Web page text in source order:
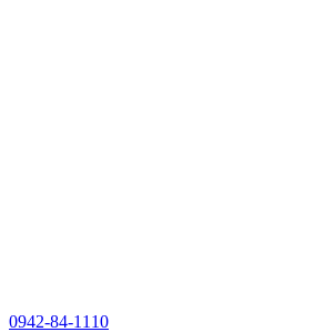
0942-84-1110